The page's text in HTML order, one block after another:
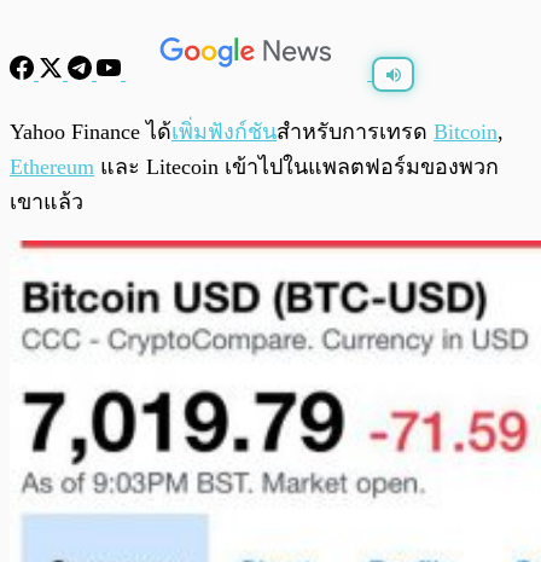
Yahoo Finance ได้เพิ่มฟังก์ชันสำหรับการเทรด Bitcoin,
Ethereum และ Litecoin เข้าไปในแพลตฟอร์มของพวก
เขาแล้ว